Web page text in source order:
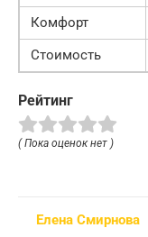
Комфорт
Стоимость
Рейтинг
( Пока оценок нет )
Елена Смирнова